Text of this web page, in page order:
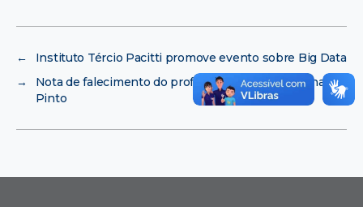
←
Instituto Tércio Pacitti promove evento sobre Big Data
→
Nota de falecimento do professor Angelo da Cunha
Pinto